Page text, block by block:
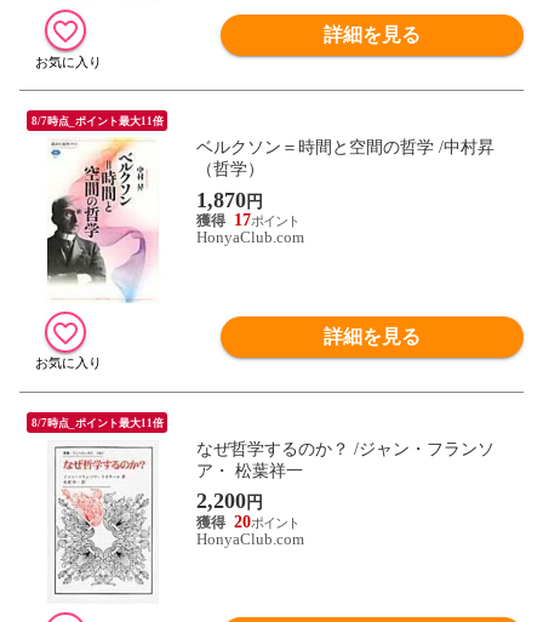
詳細を見る
8/7時点_ポイント最大11倍
ベルクソン＝時間と空間の哲学 /中村昇
（哲学）
1,870円
17
HonyaClub.com
詳細を見る
8/7時点_ポイント最大11倍
なぜ哲学するのか？ /ジャン・フランソ
ア・ 松葉祥一
2,200円
20
HonyaClub.com